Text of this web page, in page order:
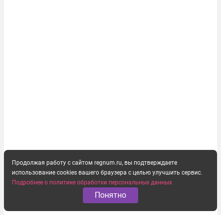
Продолжая работу с сайтом regnum.ru, вы подтверждаете
использование cookies вашего браузера с целью улучшить сервис.
Подробнее о политике обработки персональных данных
Понятно